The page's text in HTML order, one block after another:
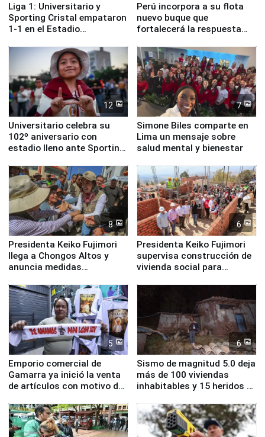
Liga 1: Universitario y
Sporting Cristal empataron
1-1 en el Estadio
Perú incorpora a su flota
nuevo buque que
fortalecerá la respuesta
12
Universitario celebra su
102º aniversario con
estadio lleno ante Sporting
7
Simone Biles comparte en
Lima un mensaje sobre
salud mental y bienestar
8
Presidenta Keiko Fujimori
llega a Chongos Altos y
anuncia medidas
educación, salud y empleo
6
Presidenta Keiko Fujimori
supervisa construcción de
vivienda social para
5
Emporio comercial de
Gamarra ya inició la venta
de artículos con motivo de
6
Sismo de magnitud 5.0 deja
más de 100 viviendas
inhabitables y 15 heridos en